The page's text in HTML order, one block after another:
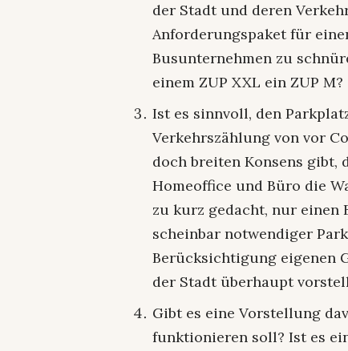
der Stadt und deren
Anforderungspaket für
Busunternehmen zu
einem ZUP XXL ein ZUP M?
Ist es sinnvoll, den
Verkehrszählung von vor
doch breiten Konsens gibt,
Homeoffice und Büro die
zu kurz gedacht, nur einen
scheinbar notwendiger
Berücksichtigung eigenen
der Stadt überhaupt
Gibt es eine Vorstellung
funktionieren soll? Ist es